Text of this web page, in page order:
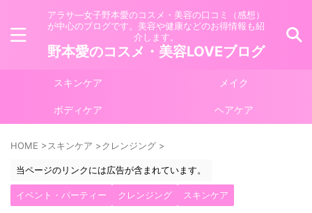
アラサ―女子野本愛のコスメ・美容の口コミ（感想）
が中心のブログです。美容や健康などのお得情報も紹
介します。
野本愛のコスメ・美容LOVEブログ
スキンケア メイク
ボディケア ヘアケア
HOME >スキンケア >クレンジング >
当ページのリンクには広告が含まれています。
イベント・パーティー クレンジング スキンケア